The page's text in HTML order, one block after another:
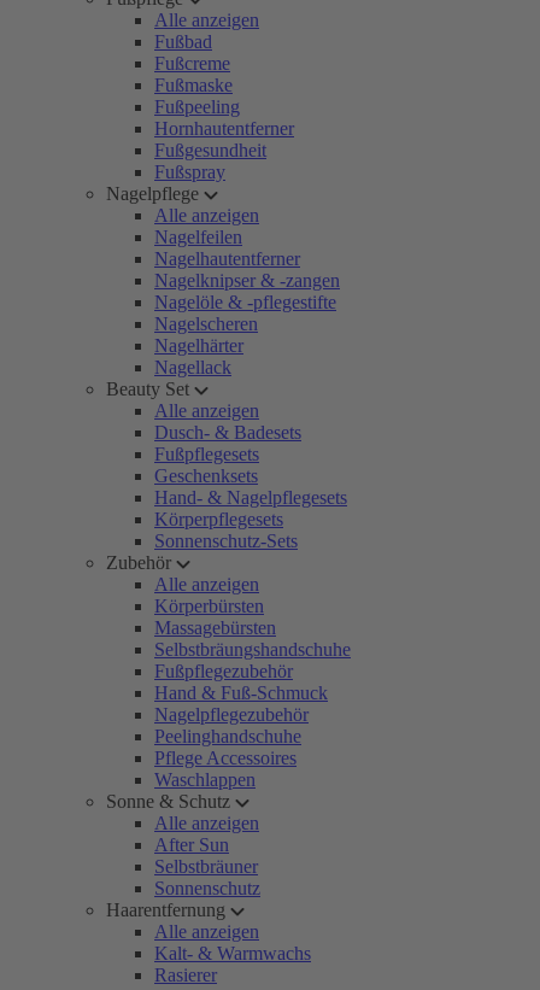
Alle anzeigen
Fußbad
Fußcreme
Fußmaske
Fußpeeling
Hornhautentferner
Fußgesundheit
Fußspray
Nagelpflege
Alle anzeigen
Nagelfeilen
Nagelhautentferner
Nagelknipser & -zangen
Nagelöle & -pflegestifte
Nagelscheren
Nagelhärter
Nagellack
Beauty Set
Alle anzeigen
Dusch- & Badesets
Fußpflegesets
Geschenksets
Hand- & Nagelpflegesets
Körperpflegesets
Sonnenschutz-Sets
Zubehör
Alle anzeigen
Körperbürsten
Massagebürsten
Selbstbräungshandschuhe
Fußpflegezubehör
Hand & Fuß-Schmuck
Nagelpflegezubehör
Peelinghandschuhe
Pflege Accessoires
Waschlappen
Sonne & Schutz
Alle anzeigen
After Sun
Selbstbräuner
Sonnenschutz
Haarentfernung
Alle anzeigen
Kalt- & Warmwachs
Rasierer